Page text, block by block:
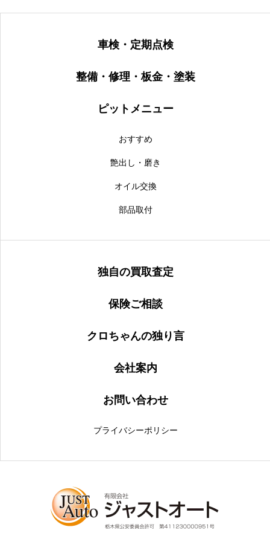
車検・定期点検
整備・修理・板金・塗装
ピットメニュー
おすすめ
艶出し・磨き
オイル交換
部品取付
独自の買取査定
保険ご相談
クロちゃんの独り言
会社案内
お問い合わせ
プライバシーポリシー